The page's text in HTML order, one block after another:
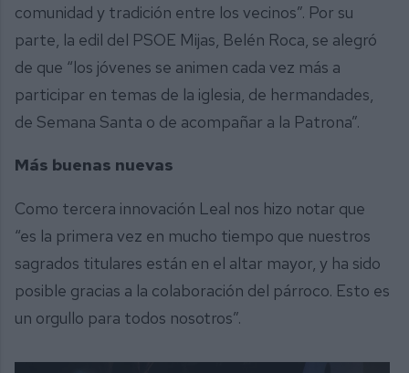
comunidad y tradición entre los vecinos”. Por su
parte, la edil del PSOE Mijas, Belén Roca, se alegró
de que “los jóvenes se animen cada vez más a
participar en temas de la iglesia, de hermandades,
de Semana Santa o de acompañar a la Patrona”.
Más buenas nuevas
Como tercera innovación Leal nos hizo notar que
“es la primera vez en mucho tiempo que nuestros
sagrados titulares están en el altar mayor, y ha sido
posible gracias a la colaboración del párroco. Esto es
un orgullo para todos nosotros”.